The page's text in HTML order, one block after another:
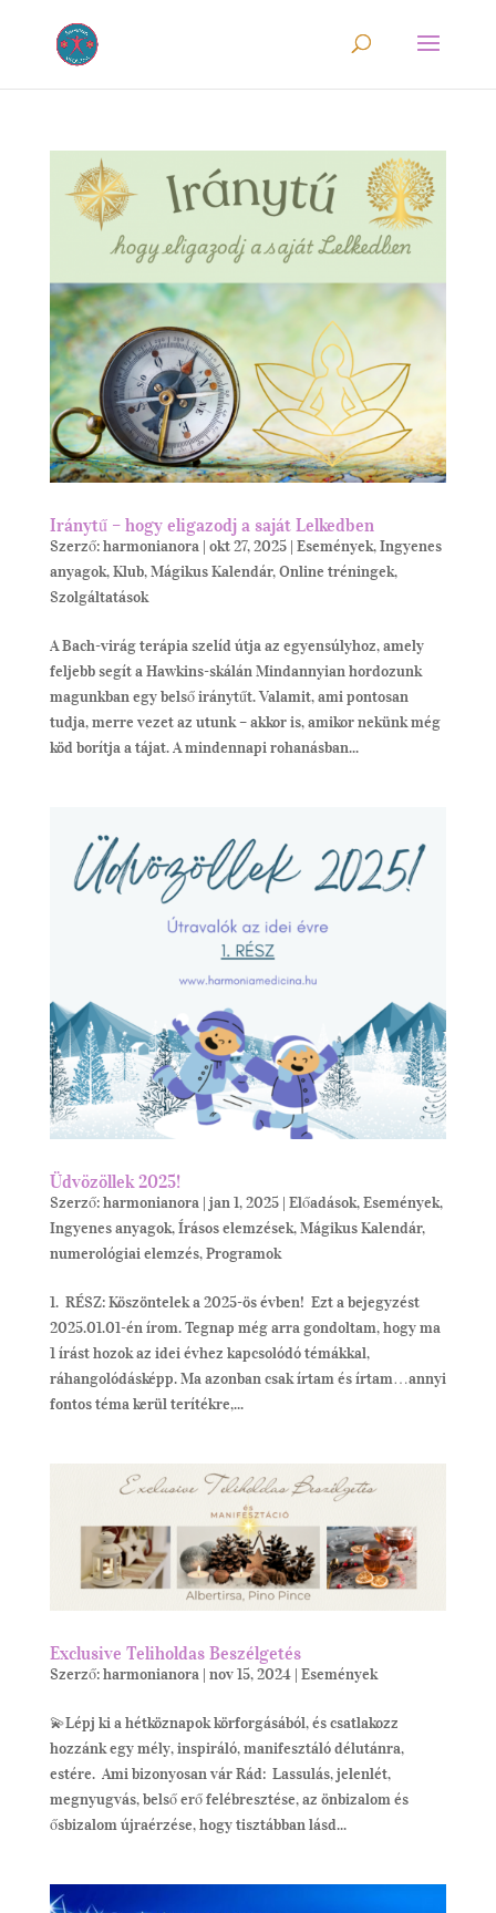
Iránytű – hogy eligazodj a saját Lelkedben
Szerző:harmonianora| okt 27, 2025| Események,Ingyenes
anyagok,Klub,Mágikus Kalendár,Online tréningek,
Szolgáltatások
A Bach-virág terápia szelíd útja az egyensúlyhoz, amely
feljebb segít a Hawkins-skálán Mindannyian hordozunk
magunkban egy belső iránytűt. Valamit, ami pontosan
tudja, merre vezet az utunk – akkor is, amikor nekünk még
köd borítja a tájat. A mindennapi rohanásban...
Üdvözöllek 2025!
Szerző:harmonianora| jan 1, 2025| Előadások,Események,
Ingyenes anyagok,Írásos elemzések,Mágikus Kalendár,
numerológiai elemzés,Programok
1. RÉSZ: Köszöntelek a 2025-ös évben! Ezt a bejegyzést
2025.01.01-én írom. Tegnap még arra gondoltam, hogy ma
1 írást hozok az idei évhez kapcsolódó témákkal,
ráhangolódásképp. Ma azonban csak írtam és írtam…annyi
fontos téma kerül terítékre,...
Exclusive Teliholdas Beszélgetés
Szerző:harmonianora| nov 15, 2024| Események
💫Lépj ki a hétköznapok körforgásából, és csatlakozz
hozzánk egy mély, inspiráló, manifesztáló délutánra,
estére. Ami bizonyosan vár Rád: Lassulás, jelenlét,
megnyugvás, belső erő felébresztése, az önbizalom és
ősbizalom újraérzése, hogy tisztábban lásd...